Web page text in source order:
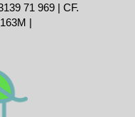
71 969| CF.
|